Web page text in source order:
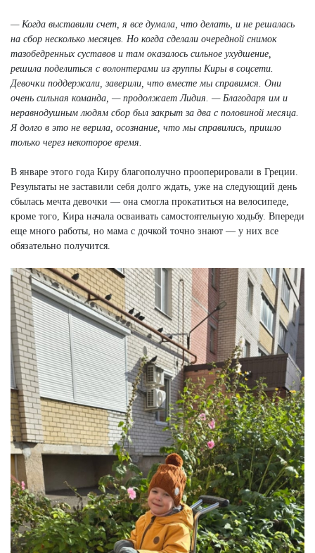
— Когда выставили счет, я все думала, что делать, и не решалась
на сбор несколько месяцев. Но когда сделали очередной снимок
тазобедренных суставов и там оказалось сильное ухудшение,
решила поделиться с волонтерами из группы Киры в соцсети.
Девочки поддержали, заверили, что вместе мы справимся. Они
очень сильная команда, — продолжает Лидия. — Благодаря им и
неравнодушным людям сбор был закрыт за два с половиной месяца.
Я долго в это не верила, осознание, что мы справились, пришло
только через некоторое время.
В январе этого года Киру благополучно прооперировали в Греции.
Результаты не заставили себя долго ждать, уже на следующий день
сбылась мечта девочки — она смогла прокатиться на велосипеде,
кроме того, Кира начала осваивать самостоятельную ходьбу. Впереди
еще много работы, но мама с дочкой точно знают — у них все
обязательно получится.